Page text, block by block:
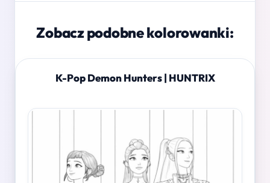
Zobacz podobne kolorowanki:
K-Pop Demon Hunters | HUNTRIX